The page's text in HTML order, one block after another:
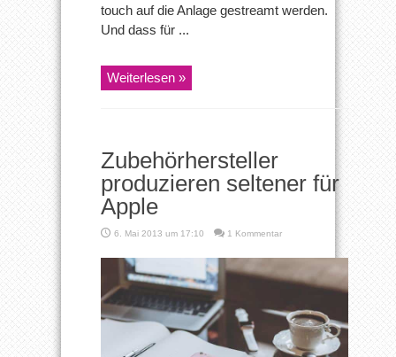
touch auf die Anlage gestreamt werden.
Und dass für ...
Weiterlesen »
Zubehörhersteller
produzieren seltener für
Apple
6. Mai 2013 um 17:10 1 Kommentar